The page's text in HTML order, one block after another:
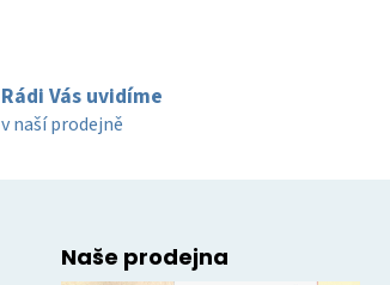
Rádi Vás uvidíme
v naší prodejně
Naše prodejna